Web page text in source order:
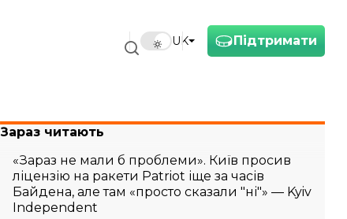
Підтримати
UK
Зараз читають
«Зараз не мали б проблеми». Київ просив
ліцензію на ракети Patriot іще за часів
Байдена, але там «просто сказали "ні"» — Kyiv
Independent